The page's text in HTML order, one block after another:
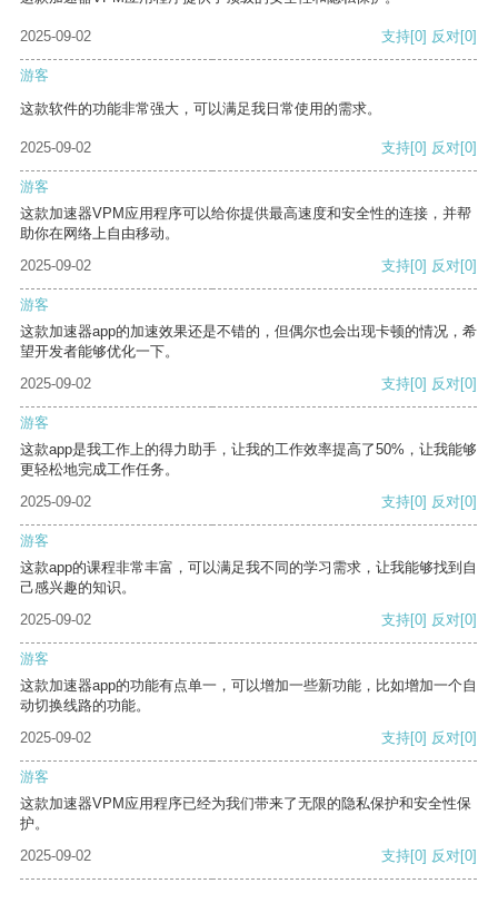
2025-09-02 支持[0] 反对[0]
游客
这款软件的功能非常强大，可以满足我日常使用的需求。
2025-09-02 支持[0] 反对[0]
游客
这款加速器VPM应用程序可以给你提供最高速度和安全性的连接，并帮
助你在网络上自由移动。
2025-09-02
支持[0] 反对[0]
游客
这款加速器app的加速效果还是不错的，但偶尔也会出现卡顿的情况，希
望开发者能够优化一下。
2025-09-02
支持[0] 反对[0]
游客
这款app是我工作上的得力助手，让我的工作效率提高了50%，让我能够
更轻松地完成工作任务。
2025-09-02
支持[0] 反对[0]
游客
这款app的课程非常丰富，可以满足我不同的学习需求，让我能够找到自
己感兴趣的知识。
2025-09-02
支持[0] 反对[0]
游客
这款加速器app的功能有点单一，可以增加一些新功能，比如增加一个自
动切换线路的功能。
2025-09-02
支持[0] 反对[0]
游客
这款加速器VPM应用程序已经为我们带来了无限的隐私保护和安全性保
护。
2025-09-02
支持[0] 反对[0]